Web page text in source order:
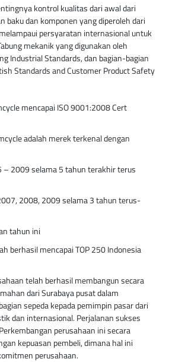
kontrol kualitas dari awal dari
baku dan komponen yang diperoleh dari
persyaratan internasional untuk
mekanik yang digunakan oleh
Industrial Standards, dan bagian-bagian
Standards and Customer Product Safety
mencapai ISO 9001:2008 Cert
adalah merek terkenal dengan
– 2009 selama 5 tahun terakhir terus
2008, 2009 selama 3 tahun terus-
tahun ini
berhasil mencapai TOP 250 Indonesia
telah berhasil membangun secara
dari Surabaya pusat dalam
sepeda kepada pemimpin pasar dari
dan internasional. Perjalanan sukses
perusahaan ini secara
kepuasan pembeli, dimana hal ini
perusahaan.